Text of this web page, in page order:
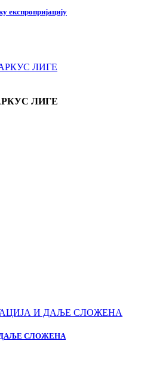
експропријацију
ЛИГЕ
ДАЉЕ СЛОЖЕНА